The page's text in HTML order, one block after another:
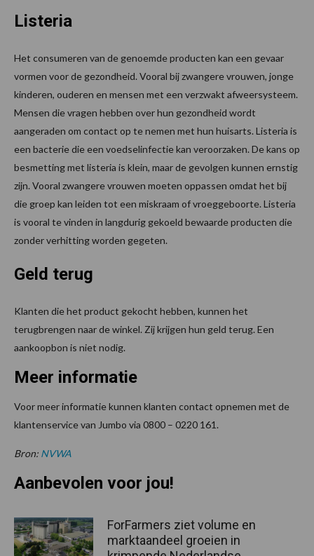
Listeria
Het consumeren van de genoemde producten kan een gevaar
vormen voor de gezondheid. Vooral bij zwangere vrouwen, jonge
kinderen, ouderen en mensen met een verzwakt afweersysteem.
Mensen die vragen hebben over hun gezondheid wordt
aangeraden om contact op te nemen met hun huisarts. Listeria is
een bacterie die een voedselinfectie kan veroorzaken. De kans op
besmetting met listeria is klein, maar de gevolgen kunnen ernstig
zijn. Vooral zwangere vrouwen moeten oppassen omdat het bij
die groep kan leiden tot een miskraam of vroeggeboorte. Listeria
is vooral te vinden in langdurig gekoeld bewaarde producten die
zonder verhitting worden gegeten.
Geld terug
Klanten die het product gekocht hebben, kunnen het
terugbrengen naar de winkel. Zij krijgen hun geld terug. Een
aankoopbon is niet nodig.
Meer informatie
Voor meer informatie kunnen klanten contact opnemen met de
klantenservice van Jumbo via 0800 – 0220 161.
Bron: NVWA
Aanbevolen voor jou!
ForFarmers ziet volume en
marktaandeel groeien in